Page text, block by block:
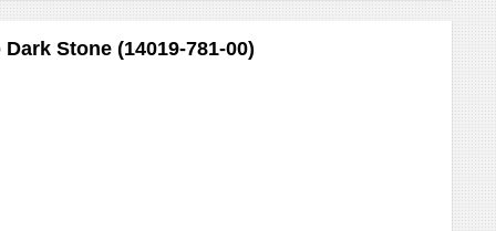
Stone (14019-781-00)